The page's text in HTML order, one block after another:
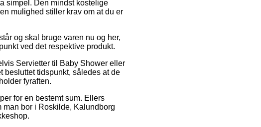
simpel. Den mindst kostelige
mulighed stiller krav om at du er
og skal bruge varen nu og her,
ved det respektive produkt.
Servietter til Baby Shower eller
besluttet tidspunkt, således at de
fyraften.
for en bestemt sum. Ellers
bor i Roskilde, Kalundborg